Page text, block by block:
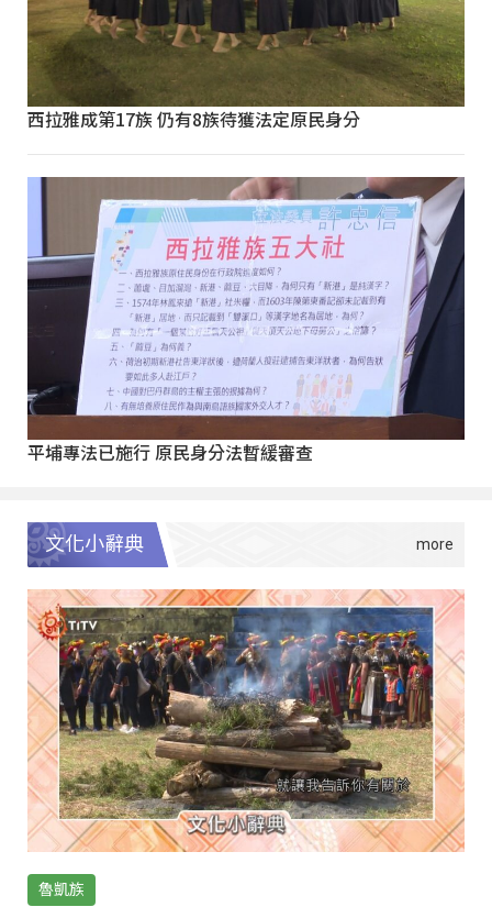
西拉雅成第17族 仍有8族待獲法定原民身分
平埔專法已施行 原民身分法暫緩審查
文化小辭典
魯凱族